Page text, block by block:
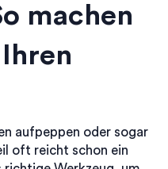
machen
aufpeppen oder sogar
oft reicht schon ein